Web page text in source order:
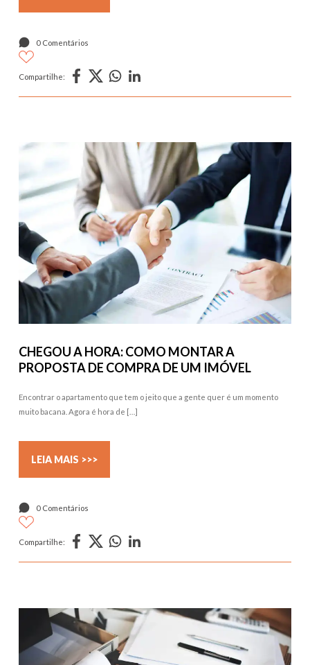
0 Comentários
Compartilhe:
CHEGOU A HORA: COMO MONTAR A
PROPOSTA DE COMPRA DE UM IMÓVEL
Encontrar o apartamento que tem o jeito que a gente quer é um momento
muito bacana. Agora é hora de […]
LEIA MAIS >>>
0 Comentários
Compartilhe: